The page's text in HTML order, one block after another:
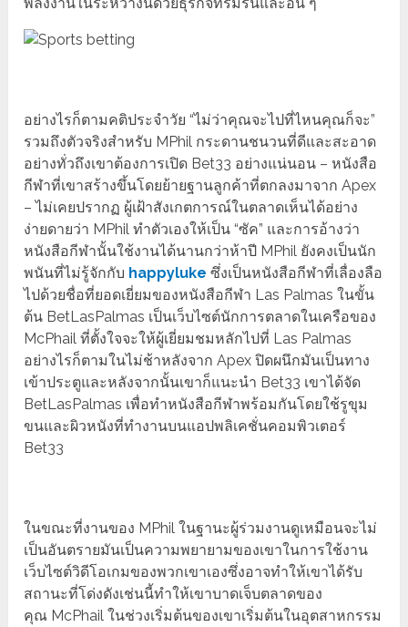
อย่างไรก็ตามคติประจำวัย “ไม่ว่าคุณจะไปที่ไหนคุณก็จะ”
รวมถึงตัวจริงสำหรับ MPhil กระดานชนวนที่ดีและสะอาด
อย่างทั่วถึงเขาต้องการเปิด Bet33 อย่างแน่นอน – หนังสือ
กีฬาที่เขาสร้างขึ้นโดยย้ายฐานลูกค้าที่ตกลงมาจาก Apex
– ไม่เคยปรากฏ ผู้เฝ้าสังเกตการณ์ในตลาดเห็นได้อย่าง
ง่ายดายว่า MPhil ทำตัวเองให้เป็น “ซัค” และการอ้างว่า
หนังสือกีฬานั้นใช้งานได้นานกว่าห้าปี MPhil ยังคงเป็นนัก
พนันที่ไม่รู้จักกับ happyluke ซึ่งเป็นหนังสือกีฬาที่เลื่องลือ
ไปด้วยชื่อที่ยอดเยี่ยมของหนังสือกีฬา Las Palmas ในขั้น
ต้น BetLasPalmas เป็นเว็บไซต์นักการตลาดในเครือของ
McPhail ที่ตั้งใจจะให้ผู้เยี่ยมชมหลักไปที่ Las Palmas
อย่างไรก็ตามในไม่ช้าหลังจาก Apex ปิดผนึกมันเป็นทาง
เข้าประตูและหลังจากนั้นเขาก็แนะนำ Bet33 เขาได้จัด
BetLasPalmas เพื่อทำหนังสือกีฬาพร้อมกันโดยใช้รูขุม
ขนและผิวหนังที่ทำงานบนแอปพลิเคชั่นคอมพิวเตอร์
Bet33
ในขณะที่งานของ MPhil ในฐานะผู้ร่วมงานดูเหมือนจะไม่
เป็นอันตรายมันเป็นความพยายามของเขาในการใช้งาน
เว็บไซต์วิดีโอเกมของพวกเขาเองซึ่งอาจทำให้เขาได้รับ
สถานะที่โด่งดังเช่นนี้ทำให้เขาบาดเจ็บตลาดของ
คุณ McPhail ในช่วงเริ่มต้นของเขาเริ่มต้นในอุตสาหกรรม